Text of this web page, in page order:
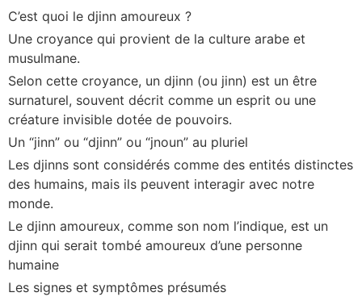
C’est quoi le djinn amoureux ?
Une croyance qui provient de la culture arabe et
musulmane.
Selon cette croyance, un djinn (ou jinn) est un être
surnaturel, souvent décrit comme un esprit ou une
créature invisible dotée de pouvoirs.
Un “jinn” ou “djinn” ou “jnoun” au pluriel
Les djinns sont considérés comme des entités distinctes
des humains, mais ils peuvent interagir avec notre
monde.
Le djinn amoureux, comme son nom l’indique, est un
djinn qui serait tombé amoureux d’une personne
humaine
Les signes et symptômes présumés